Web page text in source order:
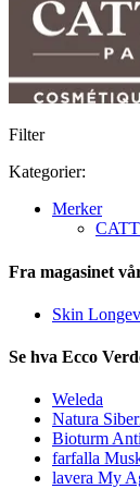
Filter
Kategorier:
Merker
Fra magasinet
Skin
Se hva Ecco
Weleda
Natura
Bioturm
farfalla
lavera My